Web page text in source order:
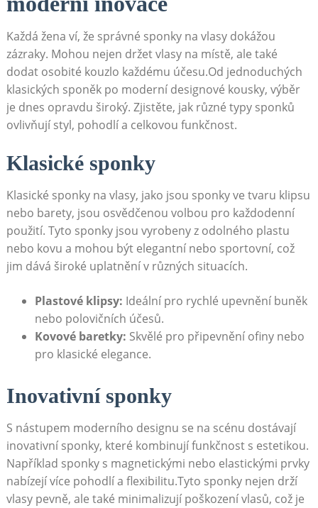
Každá⁢ žena ví, že správné ⁤sponky na vlasy dokážou
zázraky. Mohou nejen držet vlasy na ⁣místě, ⁢ale také
⁤dodat osobité kouzlo ⁣každému účesu.Od jednoduchých
klasických sponěk po moderní designové kousky, výběr
je dnes opravdu široký. Zjistěte, ‌jak různé⁤ typy sponků
ovlivňují styl, pohodlí a celkovou funkčnost.
Klasické sponky
Klasické sponky​ na vlasy, jako jsou⁢ sponky ve tvaru klipsu
nebo barety, jsou osvědčenou volbou pro každodenní
použití. Tyto sponky jsou vyrobeny z odolného ​plastu
nebo kovu a mohou být elegantní nebo sportovní, což
jim dává široké​ uplatnění ‌v různých situacích.
Plastové​ klipsy: Ideální pro rychlé upevnění ⁤buněk
nebo polovičních účesů.
Kovové baretky: Skvělé pro připevnění ofiny nebo⁢
pro klasické elegance.
Inovativní sponky
S nástupem moderního designu se na scénu ‌dostávají
inovativní sponky, které kombinují funkčnost s⁢ estetikou.
Například sponky s​ magnetickými nebo elastickými prvky‍
nabízejí více pohodlí a flexibilitu.Tyto ‍sponky nejen drží
vlasy pevně, ale také minimalizují poškození vlasů, což je